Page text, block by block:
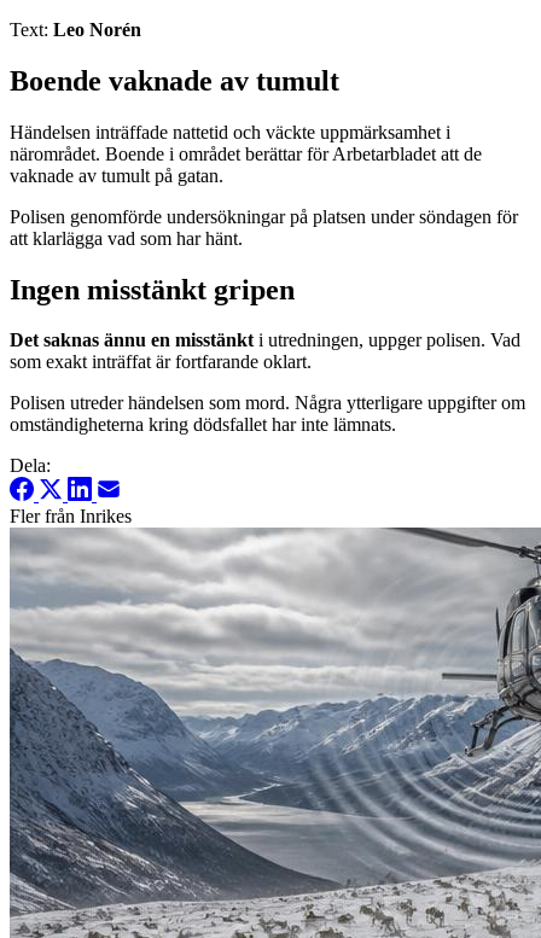
Text: Leo Norén
Boende vaknade av tumult
Händelsen inträffade nattetid och väckte uppmärksamhet i
närområdet. Boende i området berättar för Arbetarbladet att de
vaknade av tumult på gatan.
Polisen genomförde undersökningar på platsen under söndagen för
att klarlägga vad som har hänt.
Ingen misstänkt gripen
Det saknas ännu en misstänkti utredningen, uppger polisen. Vad
som exakt inträffat är fortfarande oklart.
Polisen utreder händelsen som mord. Några ytterligare uppgifter om
omständigheterna kring dödsfallet har inte lämnats.
Dela:
Fler från Inrikes